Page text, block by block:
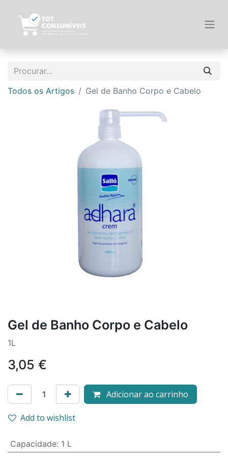
Todos os Artigos Gel de Banho Corpo e Cabelo
Gel de Banho Corpo e Cabelo
1L
3,05 €
Adicionar ao carrinho
Add to wishlist
Capacidade: 1 L